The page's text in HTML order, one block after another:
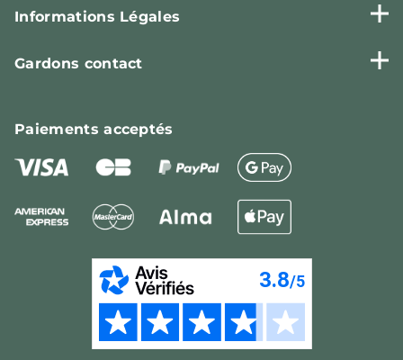
Informations Légales
Gardons contact
Paiementsacceptés